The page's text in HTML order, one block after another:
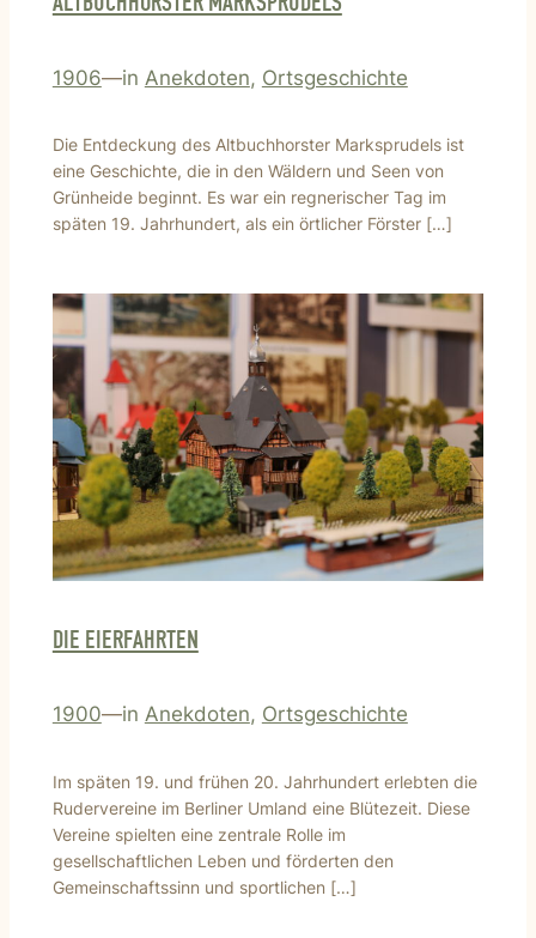
1906—in Anekdoten, Ortsgeschichte
Die Entdeckung des Altbuchhorster Marksprudels ist
eine Geschichte, die in den Wäldern und Seen von
Grünheide beginnt. Es war ein regnerischer Tag im
späten 19. Jahrhundert, als ein örtlicher Förster […]
DIE EIERFAHRTEN
1900—in Anekdoten, Ortsgeschichte
Im späten 19. und frühen 20. Jahrhundert erlebten die
Rudervereine im Berliner Umland eine Blütezeit. Diese
Vereine spielten eine zentrale Rolle im
gesellschaftlichen Leben und förderten den
Gemeinschaftssinn und sportlichen […]